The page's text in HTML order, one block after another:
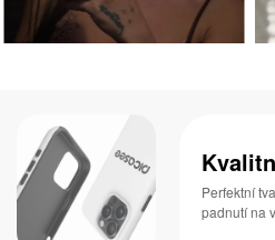
Perfektní
padnutí na